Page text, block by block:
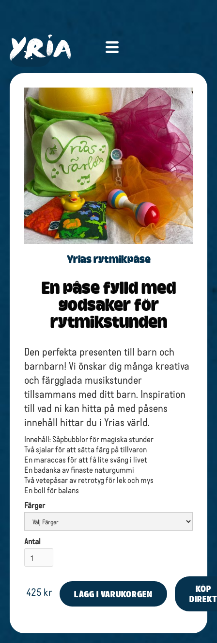
Yrias rytmik­påse
En påse fylld med
godsaker för
rytmikstunden
Den perfekta presenten till barn och
barnbarn! Vi önskar dig många kreativa
och färgglada musikstunder
tillsammans med ditt barn. Inspiration
till vad ni kan hitta på med påsens
innehåll hittar du i Yrias värld.
Innehåll: Såpbubblor för magiska stunder
Två sjalar för att sätta färg på tillvaron
En maraccas för att få lite sväng i livet
En badanka av finaste naturgummi
Två vetepåsar av retrotyg för lek och mys
En boll för balans
Färger
Antal
425 kr
KÖP
DIREKT